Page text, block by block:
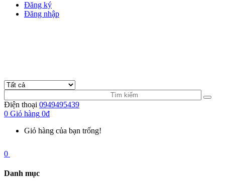
Đăng ký
Đăng nhập
Điện thoại 0949495439
0 Giỏ hàng 0đ
Giỏ hàng của bạn trống!
0
Danh mục